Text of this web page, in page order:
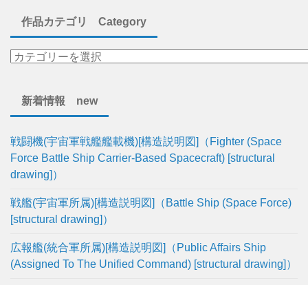
作品カテゴリ Category
新着情報 new
戦闘機(宇宙軍戦艦艦載機)[構造説明図]（Fighter (Space
Force Battle Ship Carrier-Based Spacecraft) [structural
drawing]）
戦艦(宇宙軍所属)[構造説明図]（Battle Ship (Space Force)
[structural drawing]）
広報艦(統合軍所属)[構造説明図]（Public Affairs Ship
(Assigned To The Unified Command) [structural drawing]）